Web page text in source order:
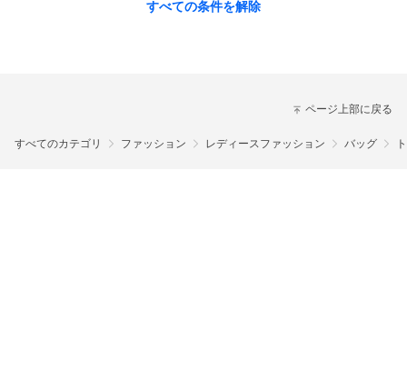
すべての条件を解除
ページ上部に戻る
すべてのカテゴリ ファッション レディースファッション バッグ